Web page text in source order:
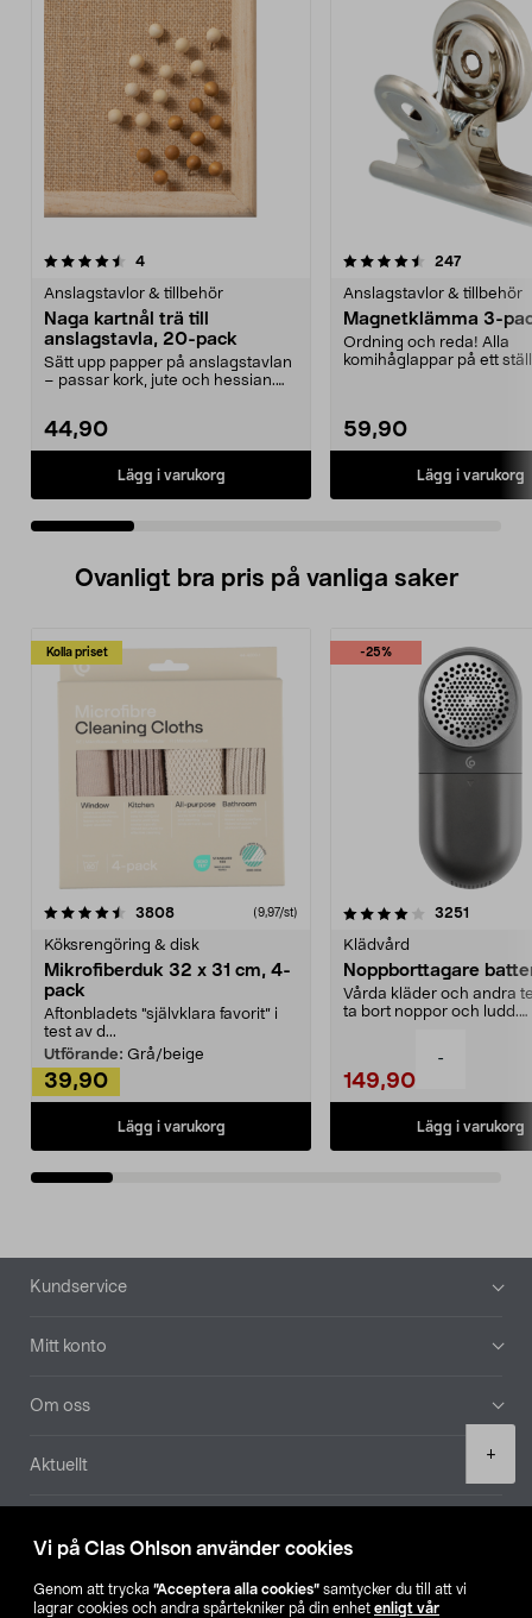
Vi på Clas Ohlson använder cookies
Genom att trycka ”Acceptera alla cookies” samtycker du till att vi
lagrar cookies och andra spårtekniker på din enhet enligt vår
-
+
4recensioner
Anslagstavlor & tillbehör
Naga kartnål trä till
anslagstavla, 20-pack
Sätt upp papper på anslagstavlan
– passar kork, jute och hessian.
44,90
Lägg i varukorg
4.5 av 5 stjärnor 247
Anslagstavlor & tillbehör
Magnetklämma 3-
Ordning och reda! Alla
komihåglappar på ett
59,90
Lägg i varukorg
4.0 av 5 stjärnor
Ovanligt bra pris på vanliga saker
Kolla priset
3808recensioner (9,97/st)
Köksrengöring & disk
Mikrofiberduk 32 x 31 cm, 4-
pack
Aftonbladets "självklara favorit” i
test av d...
Utförande: Grå/beige
39,90
Lägg i varukorg
-25%
4.0av 5 stjärnor 3251
Klädvård
Noppborttagare
Vårda kläder och andra
ta bort noppor och ludd.
149,90
Lägg i varukorg
4.5av 5 stjärnor
Sidfot
Kundservice
Mitt konto
Om oss
Aktuellt
Hitta butik